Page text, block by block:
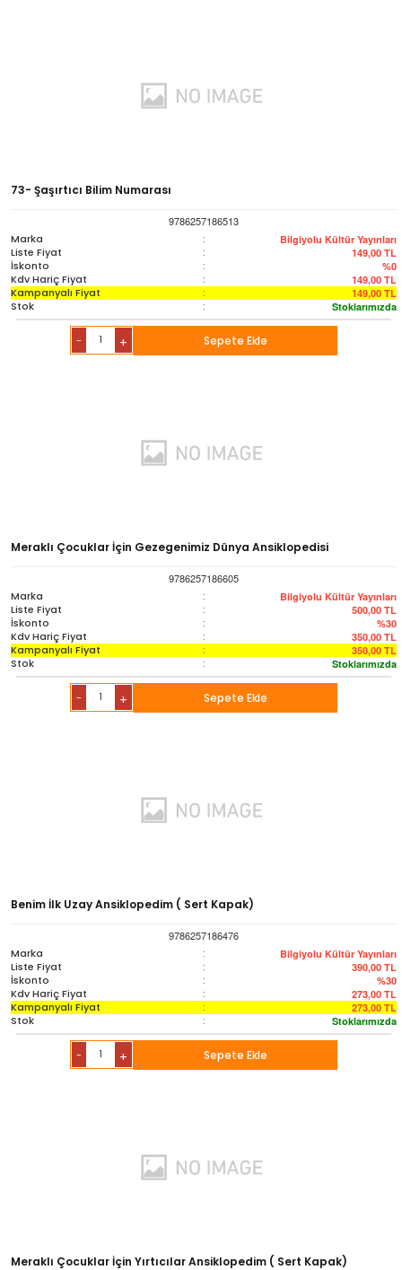
73- Şaşırtıcı Bilim Numarası
9786257186513
Marka
: Bilgiyolu Kültür Yayınları
Liste Fiyat : 149,00 TL
İskonto : %0
Kdv Hariç Fiyat : 149,00 TL
Kampanyalı Fiyat : 149,00 TL
Stok : Stoklarımızda
- + Sepete Ekle
Meraklı Çocuklar İçin Gezegenimiz Dünya Ansiklopedisi
9786257186605
Marka
: Bilgiyolu Kültür Yayınları
Liste Fiyat : 500,00 TL
İskonto : %30
Kdv Hariç Fiyat : 350,00 TL
Kampanyalı Fiyat : 350,00 TL
Stok : Stoklarımızda
- + Sepete Ekle
Benim İlk Uzay Ansiklopedim ( Sert Kapak)
9786257186476
Marka
: Bilgiyolu Kültür Yayınları
Liste Fiyat : 390,00 TL
İskonto : %30
Kdv Hariç Fiyat : 273,00 TL
Kampanyalı Fiyat : 273,00 TL
Stok : Stoklarımızda
- + Sepete Ekle
Meraklı Çocuklar İçin Yırtıcılar Ansiklopedim ( Sert Kapak)